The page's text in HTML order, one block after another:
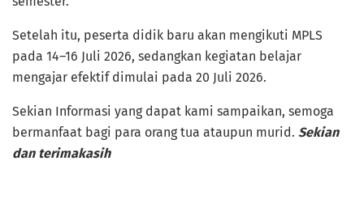
Setelah itu, peserta didik baru akan mengikuti MPLS
pada 14–16 Juli 2026, sedangkan kegiatan belajar
mengajar efektif dimulai pada 20 Juli 2026.
Sekian Informasi yang dapat kami sampaikan, semoga
bermanfaat bagi para orang tua ataupun murid. Sekian
dan terimakasih